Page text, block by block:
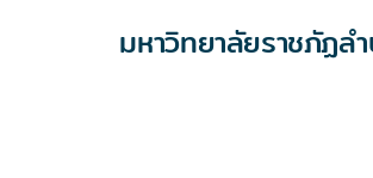
มหาวิทยาลัยราชภัฏล